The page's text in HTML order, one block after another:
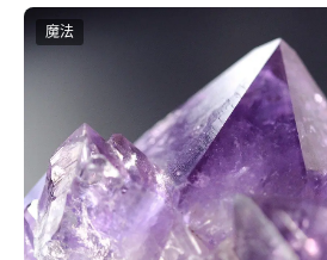
魔法